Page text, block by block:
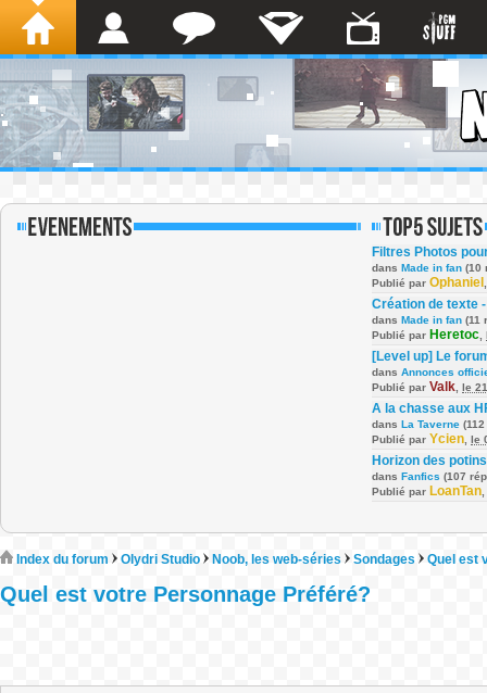
Filtres Photos
dans Made in fan (10
Publié par Ophaniel
Création de texte
dans Made in fan (11
Publié par Heretoc
[Level up] Le
dans Annonces
Publié par Valk le
A la chasse aux
dans La Taverne
Publié par Ycien le
Horizon des potins
dans Fanfics (107
Publié par LoanTan
Index du forum Olydri Studio Noob, les web-séries Sondages Quel est
Quel est votre Personnage Préféré?